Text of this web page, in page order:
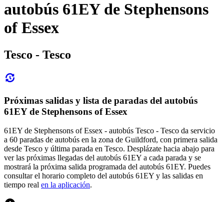
autobús 61EY de Stephensons
of Essex
Tesco - Tesco
Próximas salidas y lista de paradas del autobús
61EY de Stephensons of Essex
61EY de Stephensons of Essex - autobús Tesco - Tesco da servicio
a 60 paradas de autobús en la zona de Guildford, con primera salida
desde Tesco y última parada en Tesco. Desplázate hacia abajo para
ver las próximas llegadas del autobús 61EY a cada parada y se
mostrará la próxima salida programada del autobús 61EY. Puedes
consultar el horario completo del autobús 61EY y las salidas en
tiempo real en la aplicación.